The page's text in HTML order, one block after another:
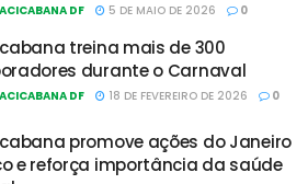
DF 5 DE MAIO DE 2026 0
treina mais de 300
durante o Carnaval
DF 18 DE FEVEREIRO DE 2026 0
promove ações do Janeiro
e reforça importância da saúde